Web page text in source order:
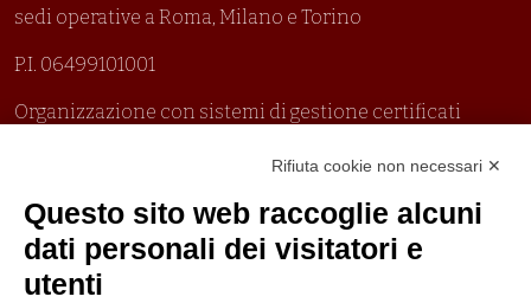
sedi operative a Roma, Milano e Torino
P.I. 06499101001
Organizzazione con sistemi di gestione certificati
Politica per la parità di genere
Politica antibullismo
Rifiuta cookie non necessari ✕
Questo sito web raccoglie alcuni
dati personali dei visitatori e
utenti